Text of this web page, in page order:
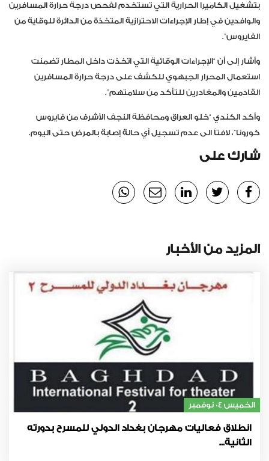
بتشغيل الكاميرا الحرارية التي تستخدم لفحص درجة حرارة المسافرين
والوافدين في إطار الإجراءات الاحترازية المتخذة من الدائرة للوقاية من
الفايروس”.
وأشار إلى أن “الإجراءات الوقائية التي اتخذت داخل المطار تضمنت
استعمال المحرار الجبهوي للكشف على درجة حرارة المسافرين
القادمين والمغادرين للتأكد من سلامتهم”.
وأكد الكندي “خلو العراق ومحافظة النجف الأشرف من فايروس
كورونا”، لافتاً الى عدم تسجيل أي حالة إصابة بالمرض حتى اليوم.
شارك على
المزيد من الأخبار
الخميس 04 نوفمبر
انطلاق فعاليات مهرجان بغداد الدولي للمسرح بدورته
الثانية...